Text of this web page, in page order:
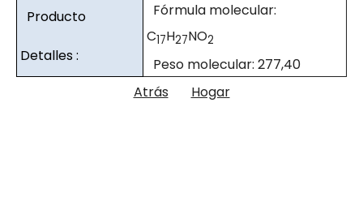
Producto
Detalles :
Fórmula molecular:
C17H27NO2
Peso molecular: 277,40
Atrás
Hogar